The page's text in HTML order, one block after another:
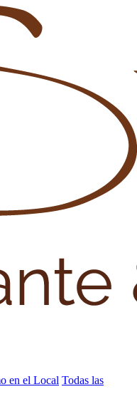
en el Local Todas las